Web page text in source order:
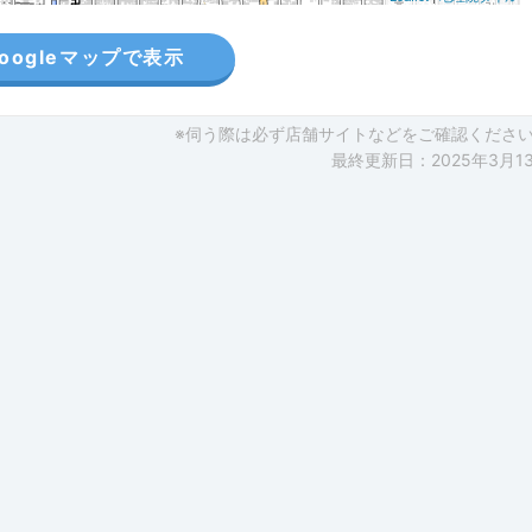
マップで表示
※伺う際は必ず店舗サイトなどをご確認ください
最終更新日：2025年3月